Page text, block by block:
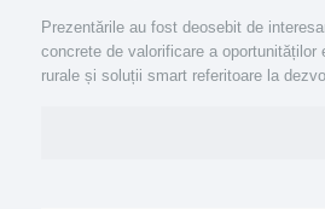
Prezentările au fost deosebit de
concrete de valorificare a
rurale și soluții smart referitoare la